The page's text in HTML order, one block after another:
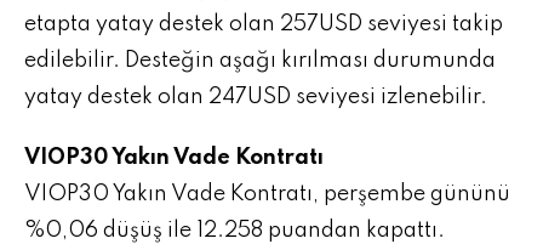
etapta yatay destek olan 257USD seviyesi takip
edilebilir. Desteğin aşağı kırılması durumunda
yatay destek olan 247USD seviyesi izlenebilir.
VIOP30 Yakın Vade Kontratı
VIOP30 Yakın Vade Kontratı, perşembe gününü
%0,06 düşüş ile 12.258 puandan kapattı.